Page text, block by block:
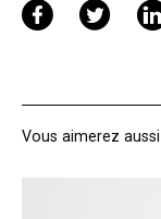
Vous aimerez aussi